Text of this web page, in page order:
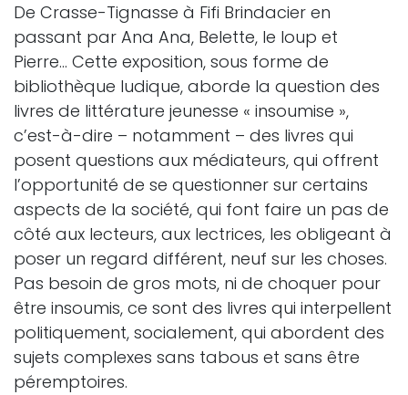
De Crasse-Tignasse à Fifi Brindacier en
passant par Ana Ana, Belette, le loup et
Pierre… Cette exposition, sous forme de
bibliothèque ludique, aborde la question des
livres de littérature jeunesse « insoumise »,
c’est-à-dire – notamment – des livres qui
posent questions aux médiateurs, qui offrent
l’opportunité de se questionner sur certains
aspects de la société, qui font faire un pas de
côté aux lecteurs, aux lectrices, les obligeant à
poser un regard différent, neuf sur les choses.
Pas besoin de gros mots, ni de choquer pour
être insoumis, ce sont des livres qui interpellent
politiquement, socialement, qui abordent des
sujets complexes sans tabous et sans être
péremptoires.